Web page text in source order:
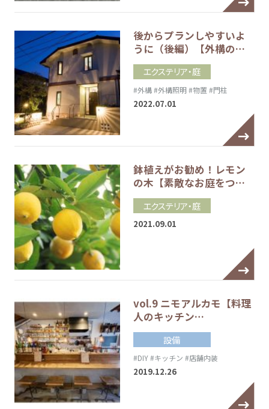
後からプランしやすいよ
うに（後編）【外構の…
エクステリア・庭
#外構#外構照明 #物置 #門柱
2022.07.01
鉢植えがお勧め！レモン
の木【素敵なお庭をつ…
エクステリア・庭
2021.09.01
vol.9 ニモアルカモ【料理
人のキッチン…
設備
#DIY#キッチン #店舗内装
2019.12.26